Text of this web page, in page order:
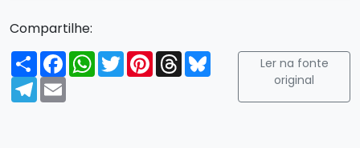
Compartilhe:
Compartilhar
FacebookWhatsApp
TwitterPinterest
ThreadsBluesky
Telegram
Email
Ler na fonte
original